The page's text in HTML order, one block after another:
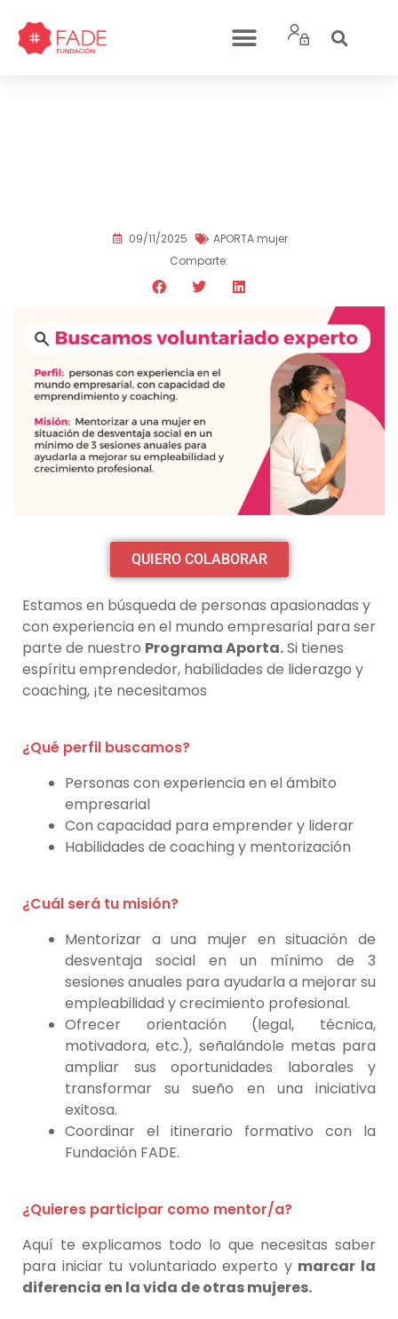
09/11/2025
APORTA mujer
Comparte:
QUIERO COLABORAR
Estamos en búsqueda de personas apasionadas y
con experiencia en el mundo empresarial para ser
parte de nuestro Programa Aporta.Si tienes
espíritu emprendedor, habilidades de liderazgo y
coaching, ¡te necesitamos
¿Qué perfil buscamos?
Personas con experiencia en el ámbito
empresarial
Con capacidad para emprender y liderar
Habilidades de coaching y mentorización
¿Cuál será tu misión?
Mentorizar a una mujer en situación de
desventaja social en un mínimo de 3
sesiones anuales para ayudarla a mejorar su
empleabilidad y crecimiento profesional.
Ofrecer orientación (legal, técnica,
motivadora, etc.), señalándole metas para
ampliar sus oportunidades laborales y
transformar su sueño en una iniciativa
exitosa.
Coordinar el itinerario formativo con la
Fundación FADE.
¿Quieres participar como mentor/a?
Aquí te explicamos todo lo que necesitas saber
para iniciar tu voluntariado experto y marcar la
diferencia en la vida de otras mujeres.